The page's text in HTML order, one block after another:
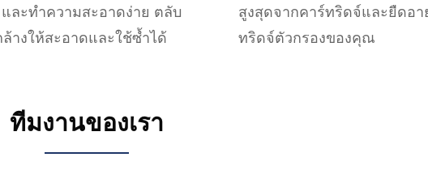
ละทำความสะอาดง่าย ตลับ
างให้สะอาดและใช้ซ้ำได้
สูงสุดจากคาร์ทริดจ์และยืดอา
ทริดจ์ตัวกรองของคุณ
ทีมงานของเรา